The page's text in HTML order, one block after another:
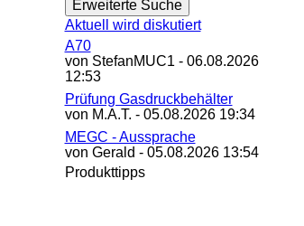
Aktuell wird diskutiert
A70
von StefanMUC1 - 06.08.2026
12:53
Prüfung Gasdruckbehälter
von M.A.T. - 05.08.2026 19:34
MEGC - Aussprache
von Gerald - 05.08.2026 13:54
Produkttipps